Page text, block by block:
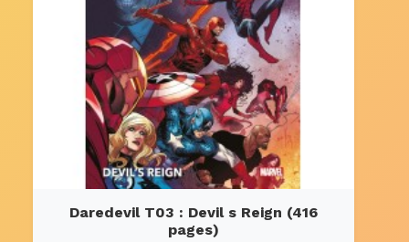
Daredevil T03 : Devil s Reign (416
pages)